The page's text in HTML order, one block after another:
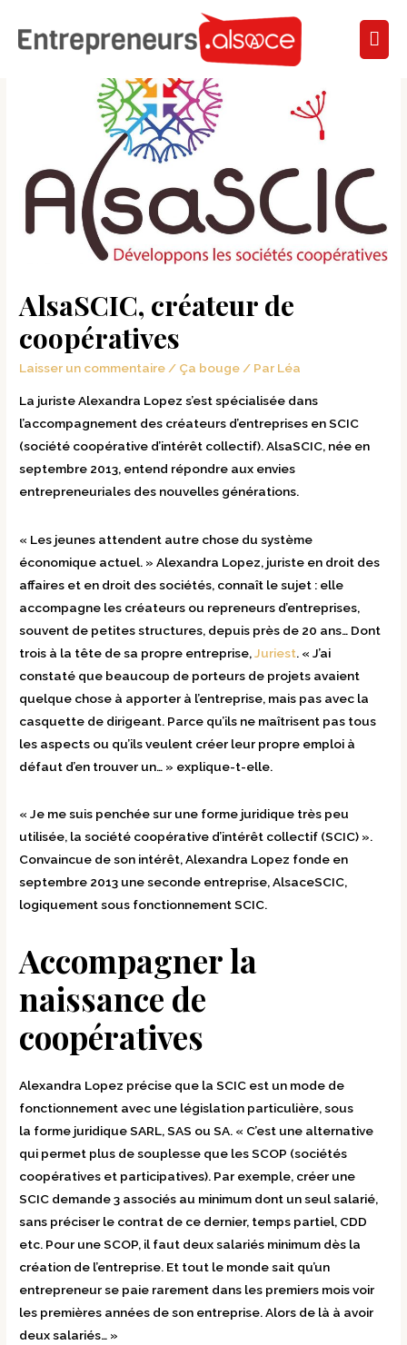
AlsaSCIC, créateur de
coopératives
Laisser un commentaire/ Ça bouge/ Par Léa
La juriste Alexandra Lopez s’est spécialisée dans
l’accompagnement des créateurs d’entreprises en SCIC
(société coopérative d’intérêt collectif). AlsaSCIC, née en
septembre 2013, entend répondre aux envies
entrepreneuriales des nouvelles générations.
« Les jeunes attendent autre chose du système
économique actuel. » Alexandra Lopez, juriste en droit des
affaires et en droit des sociétés, connaît le sujet : elle
accompagne les créateurs ou repreneurs d’entreprises,
souvent de petites structures, depuis près de 20 ans… Dont
trois à la tête de sa propre entreprise,Juriest. « J’ai
constaté que beaucoup de porteurs de projets avaient
quelque chose à apporter à l’entreprise, mais pas avec la
casquette de dirigeant. Parce qu’ils ne maîtrisent pas tous
les aspects ou qu’ils veulent créer leur propre emploi à
défaut d’en trouver un… » explique-t-elle.
« Je me suis penchée sur une forme juridique très peu
utilisée, la société coopérative d’intérêt collectif (SCIC) ».
Convaincue de son intérêt, Alexandra Lopez fonde en
septembre 2013 une seconde entreprise, AlsaceSCIC,
logiquement sous fonctionnement SCIC.
Accompagner la
naissance de
coopératives
Alexandra Lopez précise que la SCIC est un mode de
fonctionnement avec une législation particulière, sous
la forme juridique SARL, SAS ou SA. « C’est une alternative
qui permet plus de souplesse que les SCOP (sociétés
coopératives et participatives). Par exemple, créer une
SCIC demande 3 associés au minimum dont un seul salarié,
sans préciser le contrat de ce dernier, temps partiel, CDD
etc. Pour une SCOP, il faut deux salariés minimum dès la
création de l’entreprise. Et tout le monde sait qu’un
entrepreneur se paie rarement dans les premiers mois voir
les premières années de son entreprise. Alors de là à avoir
deux salariés… »